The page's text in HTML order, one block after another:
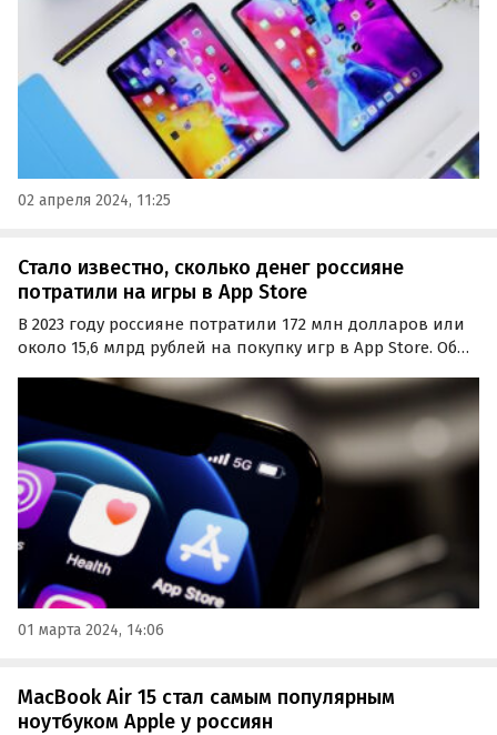
02 апреля 2024, 11:25
Стало известно, сколько денег россияне
потратили на игры в App Store
В 2023 году россияне потратили 172 млн долларов или
около 15,6 млрд рублей на покупку игр в App Store. Об
аналитиков data.ai.
01 марта 2024, 14:06
MacBook Air 15 стал самым популярным
ноутбуком Apple у россиян